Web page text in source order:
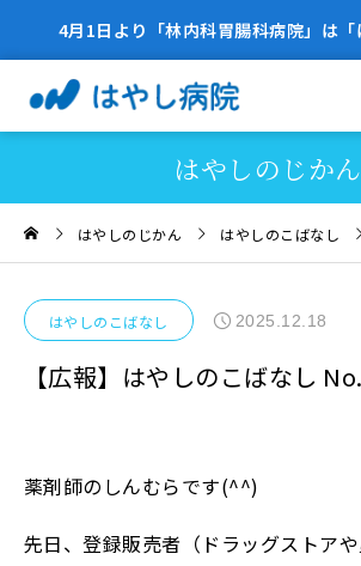
4月1日より「林内科胃腸科病院」は
はやしのじかん
はやしのじかん はやしのこばなし
はやしのこばなし 2025.12.18
【広報】はやしのこばなし
薬剤師のしんむらです(^^)
先日、登録販売者（ ドラッグストアや